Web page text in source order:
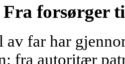
forsørger
av far har
fra autoritær